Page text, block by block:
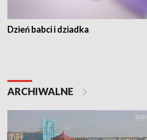
Dzień babci i dziadka
ARCHIWALNE